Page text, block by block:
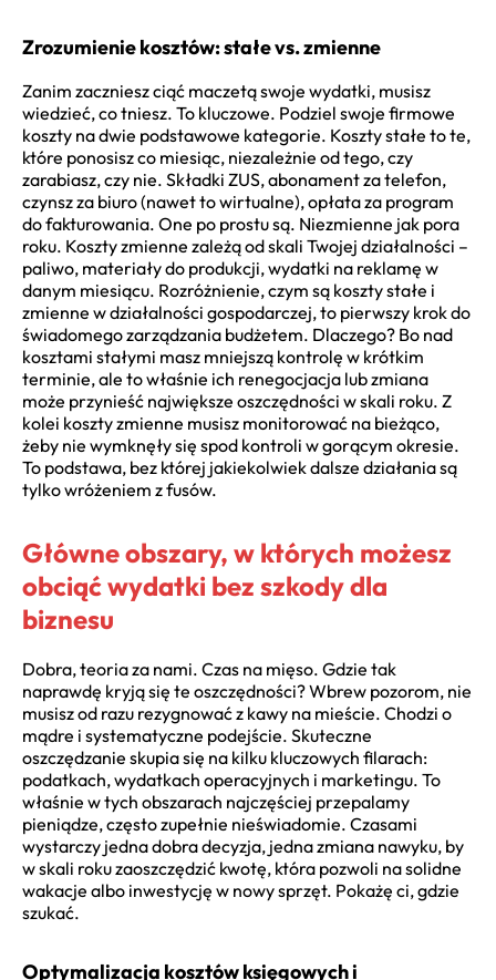
Zrozumienie kosztów: stałe vs. zmienne
Zanim zaczniesz ciąć maczetą swoje wydatki, musisz
wiedzieć, co tniesz. To kluczowe. Podziel swoje firmowe
koszty na dwie podstawowe kategorie. Koszty stałe to te,
które ponosisz co miesiąc, niezależnie od tego, czy
zarabiasz, czy nie. Składki ZUS, abonament za telefon,
czynsz za biuro (nawet to wirtualne), opłata za program
do fakturowania. One po prostu są. Niezmienne jak pora
roku. Koszty zmienne zależą od skali Twojej działalności –
paliwo, materiały do produkcji, wydatki na reklamę w
danym miesiącu. Rozróżnienie, czym są koszty stałe i
zmienne w działalności gospodarczej, to pierwszy krok do
świadomego zarządzania budżetem. Dlaczego? Bo nad
kosztami stałymi masz mniejszą kontrolę w krótkim
terminie, ale to właśnie ich renegocjacja lub zmiana
może przynieść największe oszczędności w skali roku. Z
kolei koszty zmienne musisz monitorować na bieżąco,
żeby nie wymknęły się spod kontroli w gorącym okresie.
To podstawa, bez której jakiekolwiek dalsze działania są
tylko wróżeniem z fusów.
Główne obszary, w których możesz
obciąć wydatki bez szkody dla
biznesu
Dobra, teoria za nami. Czas na mięso. Gdzie tak
naprawdę kryją się te oszczędności? Wbrew pozorom, nie
musisz od razu rezygnować z kawy na mieście. Chodzi o
mądre i systematyczne podejście. Skuteczne
oszczędzanie skupia się na kilku kluczowych filarach:
podatkach, wydatkach operacyjnych i marketingu. To
właśnie w tych obszarach najczęściej przepalamy
pieniądze, często zupełnie nieświadomie. Czasami
wystarczy jedna dobra decyzja, jedna zmiana nawyku, by
w skali roku zaoszczędzić kwotę, która pozwoli na solidne
wakacje albo inwestycję w nowy sprzęt. Pokażę ci, gdzie
szukać.
Optymalizacja kosztów księgowych i